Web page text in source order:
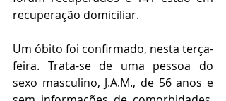
recuperação domiciliar.
Um óbito foi confirmado, nesta terça-
feira. Trata-se de uma pessoa do
sexo masculino, J.A.M., de 56 anos e